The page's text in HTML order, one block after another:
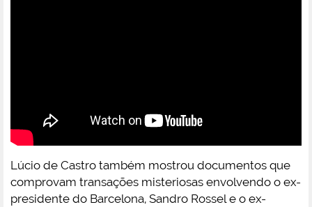
Lúcio de Castro também mostrou documentos que
comprovam transações misteriosas envolvendo o ex-
presidente do Barcelona, Sandro Rossel e o ex-